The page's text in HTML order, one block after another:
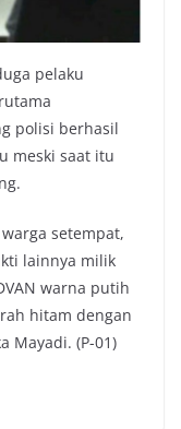
pelaku
polisi berhasil
meski saat itu
setempat,
lainnya milik
warna putih
hitam dengan
Mayadi. (P-01)